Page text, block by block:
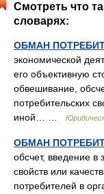
Смотреть что
словарях:
ОБМАН
экономической
его объективную
обвешивание,
потребительских
иной… …
ОБМАН
обсчет, введение в
свойств или
потребителей в